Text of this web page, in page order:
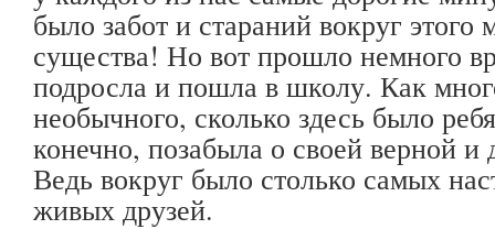
было забот и стараний вокруг этого
существа! Но вот прошло немного
подросла и пошла в школу. Как
необычного, сколько здесь было
конечно, позабыла о своей верной и
Ведь вокруг было столько самых
живых друзей.